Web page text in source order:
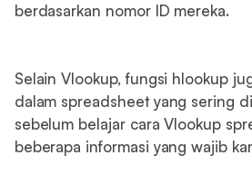
berdasarkan nomor ID mereka.
Selain Vlookup, fungsi hlookup
dalam spreadsheet yang sering
sebelum belajar cara Vlookup
beberapa informasi yang wajib